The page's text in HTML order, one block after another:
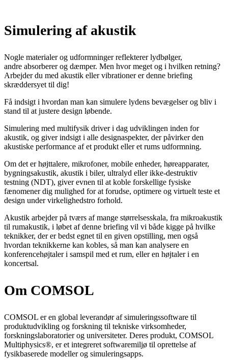
Simulering af akustik
Nogle materialer og udformninger reflekterer lydbølger,
andre absorberer og dæmper. Men hvor meget og i hvilken retning?
Arbejder du med akustik eller vibrationer er denne briefing
skræddersyet til dig!
Få indsigt i hvordan man kan simulere lydens bevægelser og bliv i
stand til at justere design løbende.
Simulering med multifysik driver i dag udviklingen inden for
akustik, og giver indsigt i alle designaspekter, der påvirker den
akustiske performance af et produkt eller et rums udformning.
Om det er højttalere, mikrofoner, mobile enheder, høreapparater,
bygningsakustik, akustik i biler, ultralyd eller ikke-destruktiv
testning (NDT), giver evnen til at koble forskellige fysiske
fænomener dig mulighed for at forudse, optimere og virtuelt teste et
design under virkelighedstro forhold.
Akustik arbejder på tværs af mange størrelsesskala, fra mikroakustik
til rumakustik, i løbet af denne briefing vil vi både kigge på hvilke
teknikker, der er bedst egnet til en given opstilling, men også
hvordan teknikkerne kan kobles, så man kan analysere en
konferencehøjtaler i samspil med et rum, eller en højtaler i en
koncertsal.
Om COMSOL
COMSOL er en global leverandør af simuleringssoftware til
produktudvikling og forskning til tekniske virksomheder,
forskningslaboratorier og universiteter. Deres produkt, COMSOL
Multiphysics®, er et integreret softwaremiljø til oprettelse af
fysikbaserede modeller og simuleringsapps.